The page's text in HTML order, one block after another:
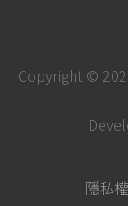
Copyright ©
隱私